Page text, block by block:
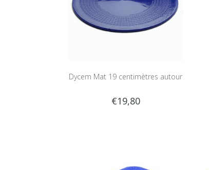
Dycem Mat 19 centimètres autour
€19,80